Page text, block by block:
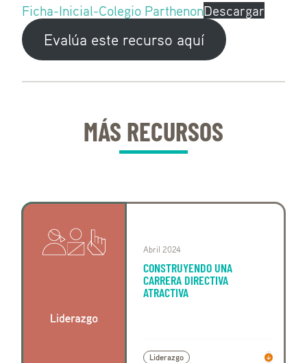
Ficha-Inicial-Colegio ParthenonDescargar
Evalúa este recurso aquí
MÁS RECURSOS
Abril 2024
CONSTRUYENDO UNA
CARRERA DIRECTIVA
ATRACTIVA
Liderazgo